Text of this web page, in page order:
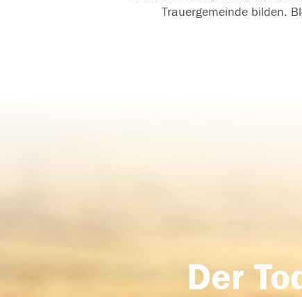
Trauergemeinde bilden.
Der